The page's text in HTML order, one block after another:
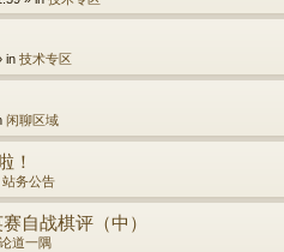
in 技术专区
闲聊区域
！
站务公告
自战棋评（中）
论道一隅